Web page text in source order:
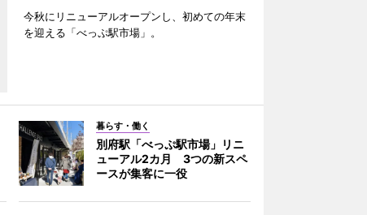
今秋にリニューアルオープンし、初めての年末
を迎える「べっぷ駅市場」。
暮らす・働く
別府駅「べっぷ駅市場」リニ
ューアル2カ月 3つの新スペ
ースが集客に一役